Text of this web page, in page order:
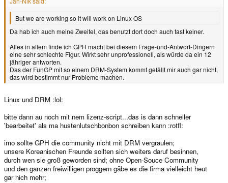
But we are working so it will work on Linux OS
Da hab ich auch meine Zweifel, das benutzt dort doch auch fast keiner.
Alles in allem finde ich GPH macht bei diesem Frage-und-Antwort-Dingern
eine sehr schlechte Figur. Wirkt sehr unprofessionell, als würde da ein 12
jähriger antworten.
Das der FunGP mit so einem DRM-System kommt gefällt mir auch gar nicht,
das wird bestimmt nur Probleme machen.
Linux und DRM :lol:
bitte dann au noch mit nem lizenz-script...das is dann schneller
'bearbeitet' als ma hustenlutschbonbon schreiben kann :rotfl:
imo sollte GPH die community nicht mit DRM vergraulen;
unsere Koreanischen Freunde sollten sich weiters daruf besinnen,
durch wen sie groß geworden sind; ohne Open-Souce Community
und den ganzen freiwilligen proggern gäbe es die firma vielleicht heut
gar nich mehr;